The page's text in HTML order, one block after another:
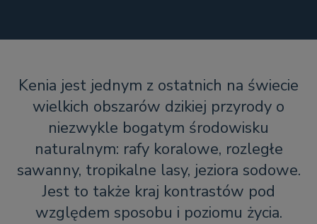
Kenia jest jednym z ostatnich na świecie
wielkich obszarów dzikiej przyrody o
niezwykle bogatym środowisku
naturalnym: rafy koralowe, rozległe
sawanny, tropikalne lasy, jeziora sodowe.
Jest to także kraj kontrastów pod
względem sposobu i poziomu życia.